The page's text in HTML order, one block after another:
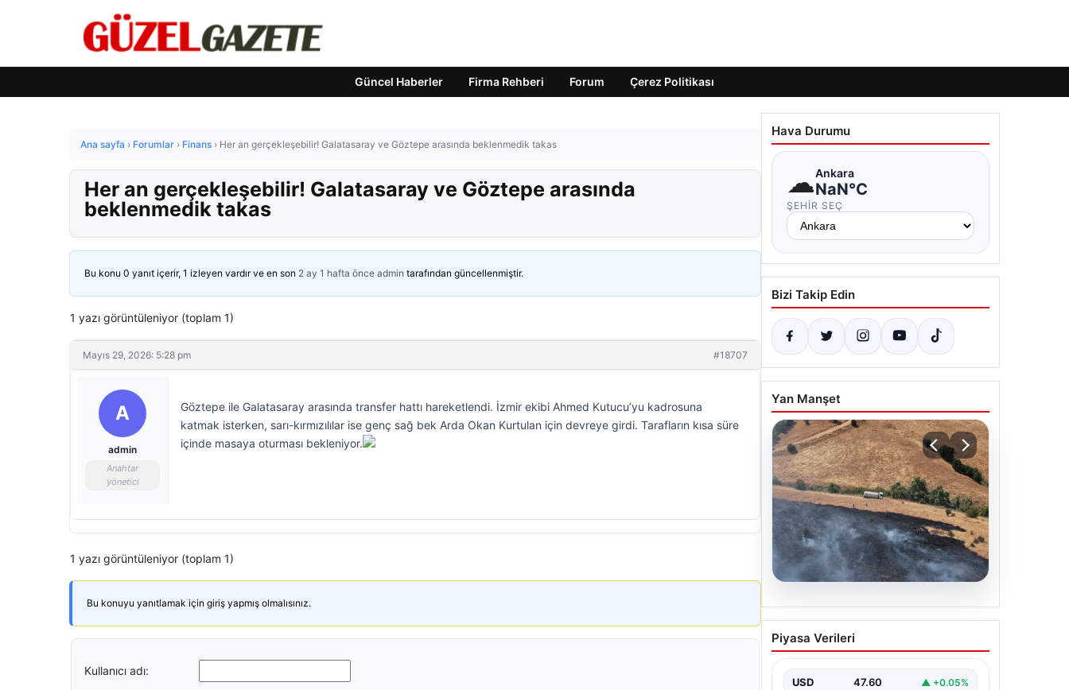
Güncel Haberler Firma Rehberi Forum Çerez Politikası
Ana sayfa › Forumlar › Finans › Her an gerçekleşebilir! Galatasaray ve Göztepe arasında beklenmedik takas
Her an gerçekleşebilir! Galatasaray ve Göztepe arasında
beklenmedik takas
Bu konu 0 yanıt içerir, 1 izleyen vardır ve en son 2 ay 1 hafta önce admin tarafından güncellenmiştir.
1 yazı görüntüleniyor (toplam 1)
Mayıs 29, 2026: 5:28 pm #18707
A
admin
Anahtar
yönetici
Göztepe ile Galatasaray arasında transfer hattı hareketlendi. İzmir ekibi Ahmed Kutucu’yu kadrosuna
katmak isterken, sarı-kırmızılılar ise genç sağ bek Arda Okan Kurtulan için devreye girdi. Tarafların kısa süre
içinde masaya oturması bekleniyor.
1 yazı görüntüleniyor (toplam 1)
Bu konuyu yanıtlamak için giriş yapmış olmalısınız.
Kullanıcı adı:
Hava Durumu
☁Ankara
NaN°C
ŞEHIR SEÇ
Bizi Takip Edin
Yan Manşet
05.08.2026
Tunceli’de otluk alandan
ormana sıçrayan yangın
Piyasa Verileri
USD 47.60 ▲ +0.05%